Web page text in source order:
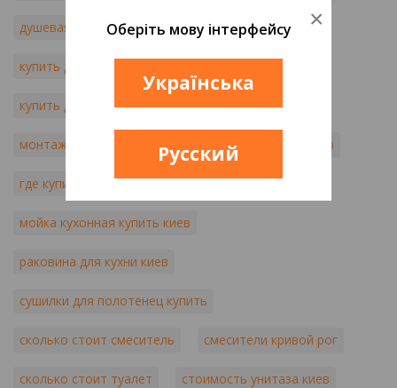
душевая купить душевые кабины заказать
купить душевую кабину в киеве
купить душевую кабину через интернет
монтаж инсталляций купить раковину на кухню
где купить кухонную мойку
мойка кухонная купить киев
раковина для кухни киев
сушилки для полотенец купить
сколько стоит смеситель смесители кривой рог
сколько стоит туалет стоимость унитаза киев
×
Оберіть мову інтерфейсу
Українська
Русский